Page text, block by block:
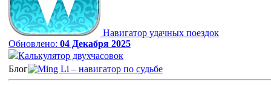
Навигатор удачных поездок
Обновлено: 04 Декабря 2025
Калькулятор двухчасовок
Блог